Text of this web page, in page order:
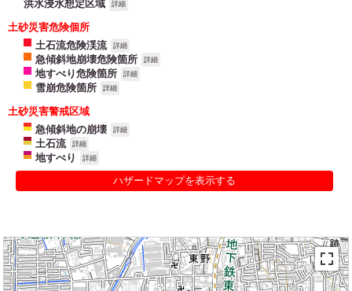
洪水浸水想定区域 詳細
土砂災害危険個所
土石流危険渓流
詳細
急傾斜地崩壊危険箇所 詳細
地すべり危険箇所 詳細
雪崩危険箇所 詳細
土砂災害警戒区域
急傾斜地の崩壊
詳細
土石流 詳細
地すべり 詳細
ハザードマップを表示する